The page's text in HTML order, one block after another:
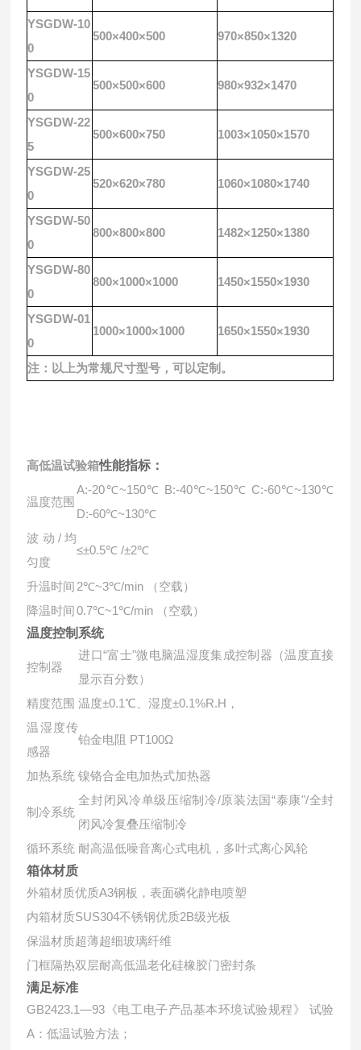
YSGDW-10
0
500×400×500 970×850×1320
YSGDW-15
0
500×500×600 980×932×1470
YSGDW-22
5
500×600×750 1003×1050×1570
YSGDW-25
0
520×620×780 1060×1080×1740
YSGDW-50
0
800×800×800 1482×1250×1380
YSGDW-80
0
800×1000×1000 1450×1550×1930
YSGDW-01
0
1000×1000×1000 1650×1550×1930
注：以上为常规尺寸型号，可以定制。
高低温试验箱性能指标：
温度范围
A:-20℃~150℃ B:-40℃~150℃ C:-60℃~130℃
D:-60℃~130℃
波动/均
匀度
≤±0.5℃ /±2℃
升温时间 2℃~3℃/min （空载）
降温时间 0.7℃~1℃/min （空载）
温度控制系统
控制器
进口“富士"微电脑温湿度集成控制器（温度直接
显示百分数）
精度范围 温度±0.1℃、湿度±0.1%R.H，
温湿度传
感器
铂金电阻 PT100Ω
加热系统 镍铬合金电加热式加热器
制冷系统
全封闭风冷单级压缩制冷/原装法国“泰康"/全封
闭风冷复叠压缩制冷
循环系统 耐高温低噪音离心式电机，多叶式离心风轮
箱体材质
外箱材质优质A3钢板，表面磷化静电喷塑
内箱材质SUS304不锈钢优质2B级光板
保温材质超薄超细玻璃纤维
门框隔热双层耐高低温老化硅橡胶门密封条
满足标准
GB2423.1—93《电工电子产品基本环境试验规程》 试验
A：低温试验方法；